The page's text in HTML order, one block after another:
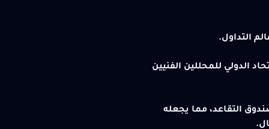
الدولي للمحللين الفنيين
التقاعد، مما يجعله